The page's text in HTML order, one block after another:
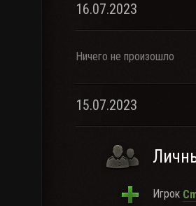
16.07.2023
Ничего не произошло
15.07.2023
Игрок